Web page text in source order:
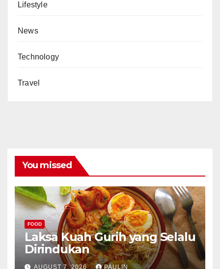
Lifestyle
News
Technology
Travel
You missed
FOOD
Laksa Kuah Gurih yang Selalu
Dirindukan
AUGUST 7, 2026 PAULIN